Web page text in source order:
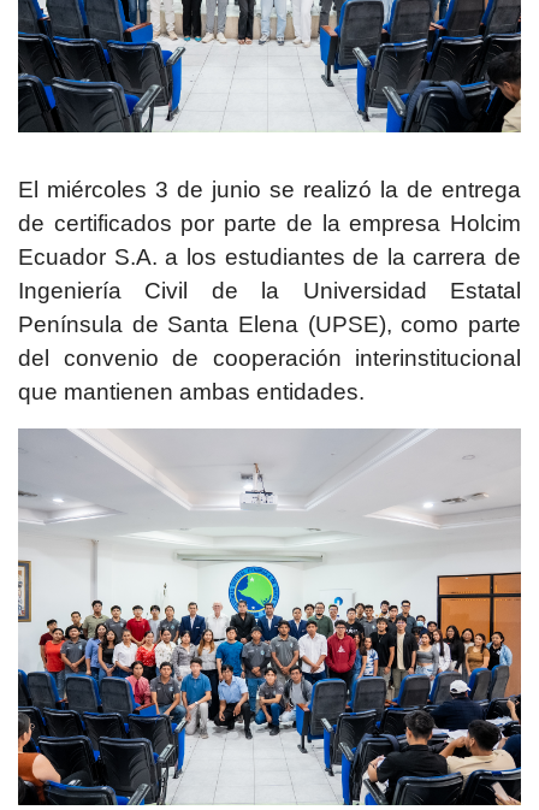
El miércoles 3 de junio se realizó la de entrega
de certificados por parte de la empresa Holcim
Ecuador S.A. a los estudiantes de la carrera de
Ingeniería Civil de la Universidad Estatal
Península de Santa Elena (UPSE), como parte
del convenio de cooperación interinstitucional
que mantienen ambas entidades.